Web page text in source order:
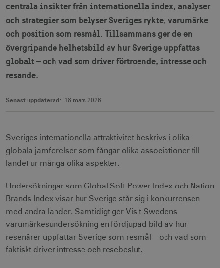
centrala insikter från internationella index, analyser
och strategier som belyser Sveriges rykte, varumärke
och position som resmål. Tillsammans ger de en
övergripande helhetsbild av hur Sverige uppfattas
globalt – och vad som driver förtroende, intresse och
resande.
Senast uppdaterad: 18 mars 2026
Sveriges internationella attraktivitet beskrivs i olika
globala jämförelser som fångar olika associationer till
landet ur många olika aspekter.
Undersökningar som Global Soft Power Index och Nation
Brands Index visar hur Sverige står sig i konkurrensen
med andra länder. Samtidigt ger Visit Swedens
varumärkesundersökning en fördjupad bild av hur
resenärer uppfattar Sverige som resmål – och vad som
faktiskt driver intresse och resebeslut.